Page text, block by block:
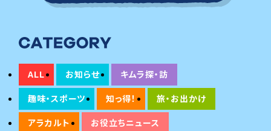
ALL お知らせ
キムラ探・訪
趣味・スポーツ
知っ得！
旅・お出かけ
アラカルト
お役立ちニュース